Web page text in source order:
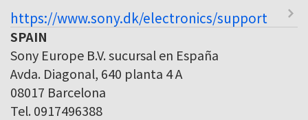
https://www.sony.dk/electronics/support
SPAIN
Sony Europe B.V. sucursal en España
Avda. Diagonal, 640 planta 4 A
08017 Barcelona
Tel. 0917496388